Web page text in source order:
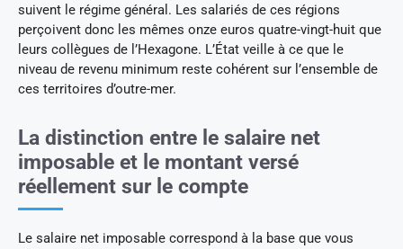
suivent le régime général. Les salariés de ces régions
perçoivent donc les mêmes onze euros quatre-vingt-huit que
leurs collègues de l’Hexagone. L’État veille à ce que le
niveau de revenu minimum reste cohérent sur l’ensemble de
ces territoires d’outre-mer.
La distinction entre le salaire net
imposable et le montant versé
réellement sur le compte
Le salaire net imposable correspond à la base que vous